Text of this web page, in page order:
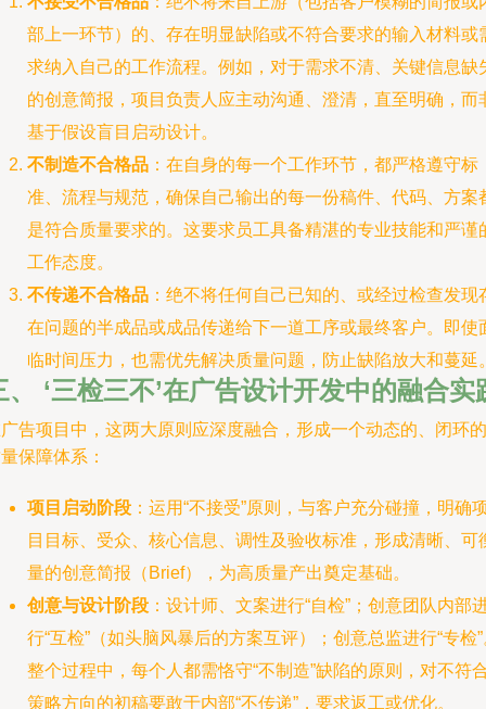
部上一环节）的、存在明显缺陷或不符合要求的输入材料或
求纳入自己的工作流程。例如，对于需求不清、关键信息缺
的创意简报，项目负责人应主动沟通、澄清，直至明确，而
基于假设盲目启动设计。
不制造不合格品 ：在自身的每一个工作环节，都严格遵守标
准、流程与规范，确保自己输出的每一份稿件、代码、方案
是符合质量要求的。这要求员工具备精湛的专业技能和严谨
工作态度。
不传递不合格品 ：绝不将任何自己已知的、或经过检查发现
在问题的半成品或成品传递给下一道工序或最终客户。即使
临时间压力，也需优先解决质量问题，防止缺陷放大和蔓延
、 ‘三检三不’在广告设计开发中的融合实
告项目中，这两大原则应深度融合，形成一个动态的、闭环的
保障体系：
项目启动阶段 ：运用“不接受”原则，与客户充分碰撞，明确
目目标、受众、核心信息、调性及验收标准，形成清晰、可
量的创意简报（Brief），为高质量产出奠定基础。
创意与设计阶段 ：设计师、文案进行“自检”；创意团队内部
行“互检”（如头脑风暴后的方案互评）；创意总监进行“专检
整个过程中，每个人都需恪守“不制造”缺陷的原则，对不符
策略方向的初稿要敢于内部“不传递”，要求返工或优化。